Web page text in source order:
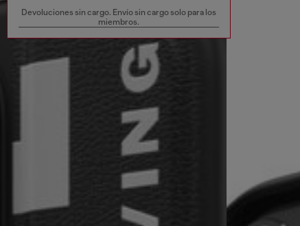
Devoluciones sin cargo. Envío sin cargo solo para los
miembros.